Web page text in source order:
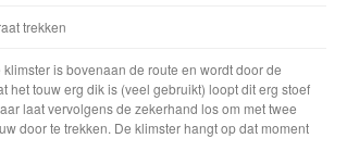
trekken
is bovenaan de route en wordt door de
het touw erg dik is (veel gebruikt) loopt dit erg stoef
laat vervolgens de zekerhand los om met twee
door te trekken. De klimster hangt op dat moment